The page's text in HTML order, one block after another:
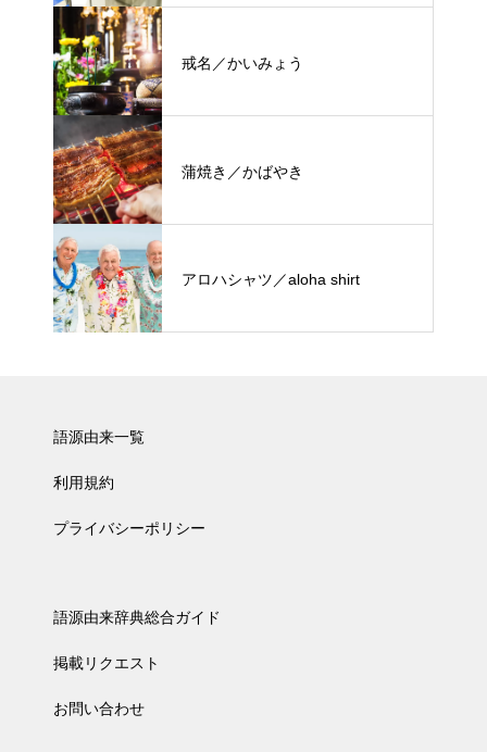
戒名／かいみょう
蒲焼き／かばやき
アロハシャツ／aloha shirt
語源由来一覧
利用規約
プライバシーポリシー
語源由来辞典総合ガイド
掲載リクエスト
お問い合わせ